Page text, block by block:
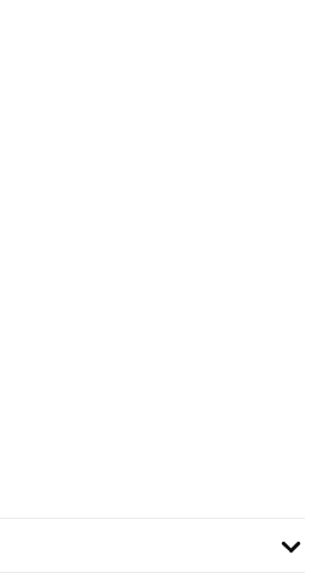
Abholung hat unkompliziert geklappt.